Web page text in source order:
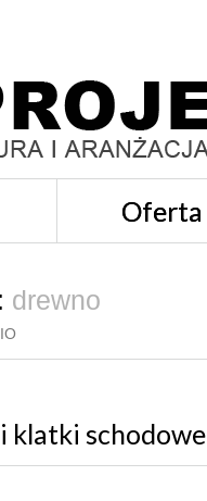
Oferta
drewno
klatki schodowe